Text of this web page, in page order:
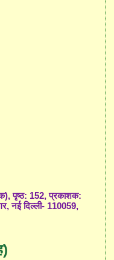
पृष्ठ: 152, प्रकाशक:
नई दिल्ली- 110059,